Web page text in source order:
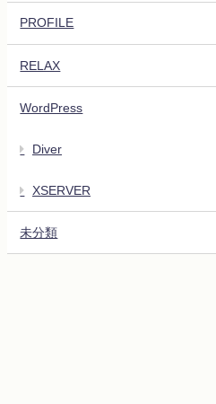
PROFILE
RELAX
WordPress
Diver
XSERVER
未分類